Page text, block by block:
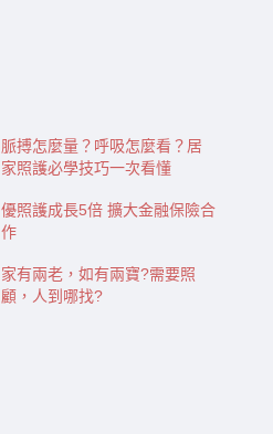
脈搏怎麼量？呼吸怎麼看？居
家照護必學技巧一次看懂
優照護成長5倍 擴大金融保險合
作
家有兩老，如有兩寶?需要照
顧，人到哪找?